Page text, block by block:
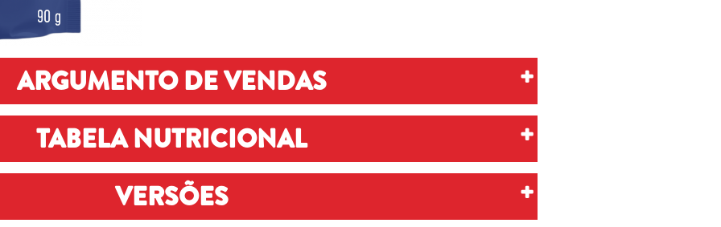
ARGUMENTO DE VENDAS
populares como strogonoff e hot dog, que têm alta recorrênci
de textura (crocância), diferencial sensorial que aumenta o valor perc
TABELA NUTRICIONAL
VERSÕES